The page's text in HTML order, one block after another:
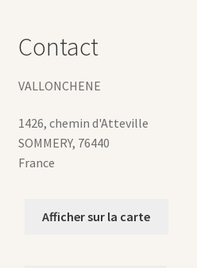
Contact
VALLONCHENE
1426, chemin d'Atteville
SOMMERY, 76440
France
Afficher sur la carte